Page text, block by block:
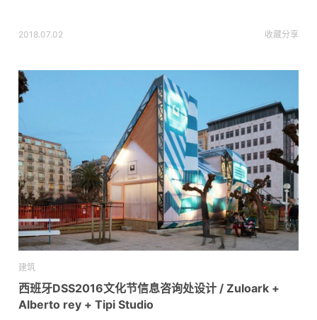
2018.07.02 收藏分享
建筑
西班牙DSS2016文化节信息咨询处设计 / Zuloark +
Alberto rey + Tipi Studio